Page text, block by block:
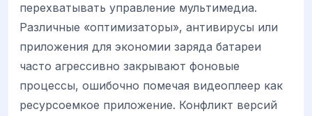
перехватывать управление мультимедиа.
Различные «оптимизаторы», антивирусы или
приложения для экономии заряда батареи
часто агрессивно закрывают фоновые
процессы, ошибочно помечая видеоплеер как
ресурсоемкое приложение. Конфликт версий